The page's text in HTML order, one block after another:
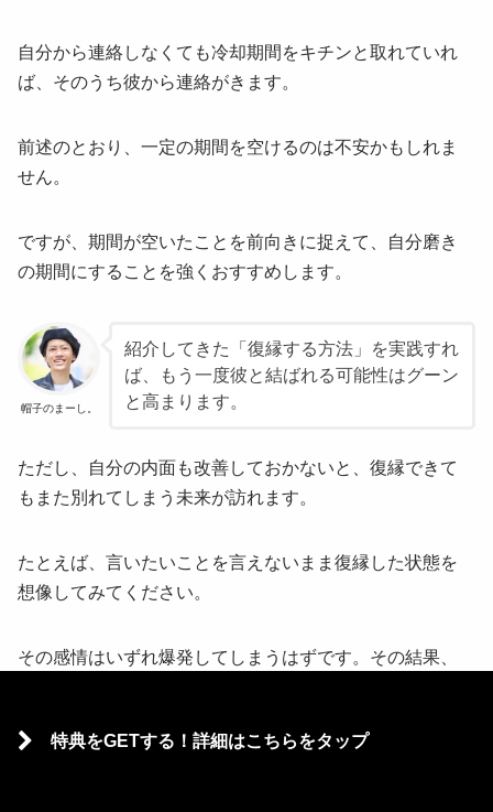
自分から連絡しなくても冷却期間をキチンと取れていれ
ば、そのうち彼から連絡がきます。
前述のとおり、一定の期間を空けるのは不安かもしれま
せん。
ですが、期間が空いたことを前向きに捉えて、自分磨き
の期間にすることを強くおすすめします。
帽子のまーし。
紹介してきた「復縁する方法」を実践すれ
ば、もう一度彼と結ばれる可能性はグーン
と高まります。
ただし、自分の内面も改善しておかないと、復縁できて
もまた別れてしまう未来が訪れます。
たとえば、言いたいことを言えないまま復縁した状態を
想像してみてください。
その感情はいずれ爆発してしまうはずです。その結果、
特典をGETする！詳細はこちらをタップ